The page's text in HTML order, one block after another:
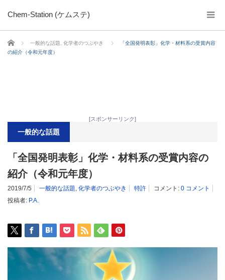
Chem-Station (ケムステ)
ホーム 一般的な話題 化学者のつぶやき
「全国発明表彰」化学・材料系の受賞内容
の紹介（令和元年度）
[スポンサーリンク]
一般的な話題
「全国発明表彰」化学・材料系の受賞内容の
紹介（令和元年度）
2019/7/5 一般的な話題, 化学者のつぶやき 特許 コメント: 0 コメント
投稿者: P.A.